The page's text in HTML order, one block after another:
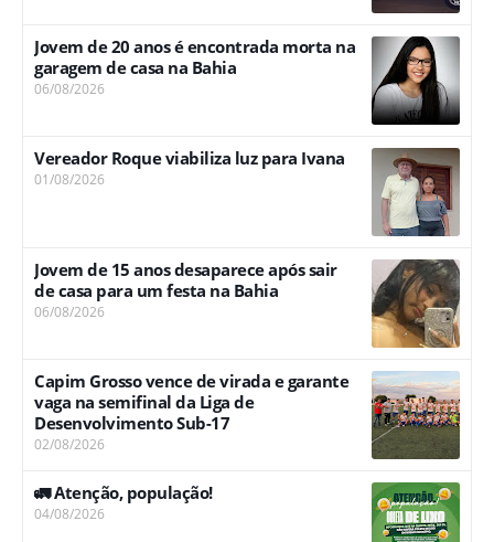
Jovem de 20 anos é encontrada morta na
garagem de casa na Bahia
06/08/2026
Vereador Roque viabiliza luz para Ivana
01/08/2026
Jovem de 15 anos desaparece após sair
de casa para um festa na Bahia
06/08/2026
Capim Grosso vence de virada e garante
vaga na semifinal da Liga de
Desenvolvimento Sub-17
02/08/2026
🚛 Atenção, população!
04/08/2026